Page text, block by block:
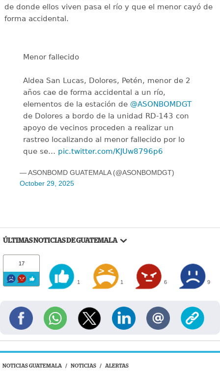
de donde ellos viven pasa el río y que el menor cayó de
forma accidental.
Menor fallecido
Aldea San Lucas, Dolores, Petén, menor de 2
años cae de forma accidental a un río,
elementos de la estación de @ASONBOMDGT
de Dolores a bordo de la unidad RD-143 con
apoyo de vecinos proceden a realizar un
rastreo localizando al menor fallecido por lo
que se… pic.twitter.com/KJUw8796p6
— ASONBOMD GUATEMALA (@ASONBOMDGT)
October 29, 2025
ÚLTIMAS NOTICIAS DE GUATEMALA
17
1 1 6 9
NOTICIAS GUATEMALA / NOTICIAS / ALERTAS